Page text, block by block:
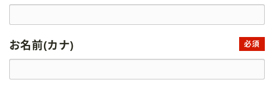
お名前(カナ) 必須